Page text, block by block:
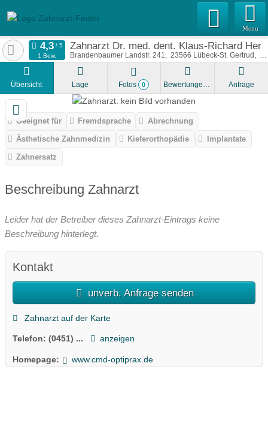
Menu
Zahnarzt Dr. med. dent. Klaus-Richard
Brandenbaumer Landstr. 241 23566 Lübeck-St. Gertrud
1 Bew.
Übersicht Lage Fotos 0 Bewertungen Anfrage
Geeignet für Fremdsprache
Abrechnung
Ästhetische Zahnmedizin
Kieferorthopädie
Implantate
Zahnersatz
Beschreibung Zahnarzt
Leider hat der Betreiber dieses Zahnarzt-Eintrags keine
Beschreibung hinterlegt.
Kontakt
unverb. Anfrage senden
Zahnarzt auf der Karte
Telefon: (0451) ... anzeigen
Homepage: www.cmd-optiprax.de